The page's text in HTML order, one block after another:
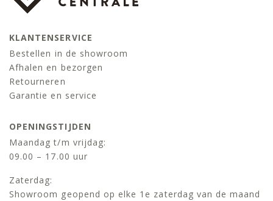
KLANTENSERVICE
Bestellen in de showroom
Afhalen en bezorgen
Retourneren
Garantie en service
OPENINGSTIJDEN
Maandag t/m vrijdag:
09.00 – 17.00 uur
Zaterdag:
Showroom geopend op elke 1e zaterdag van de maand